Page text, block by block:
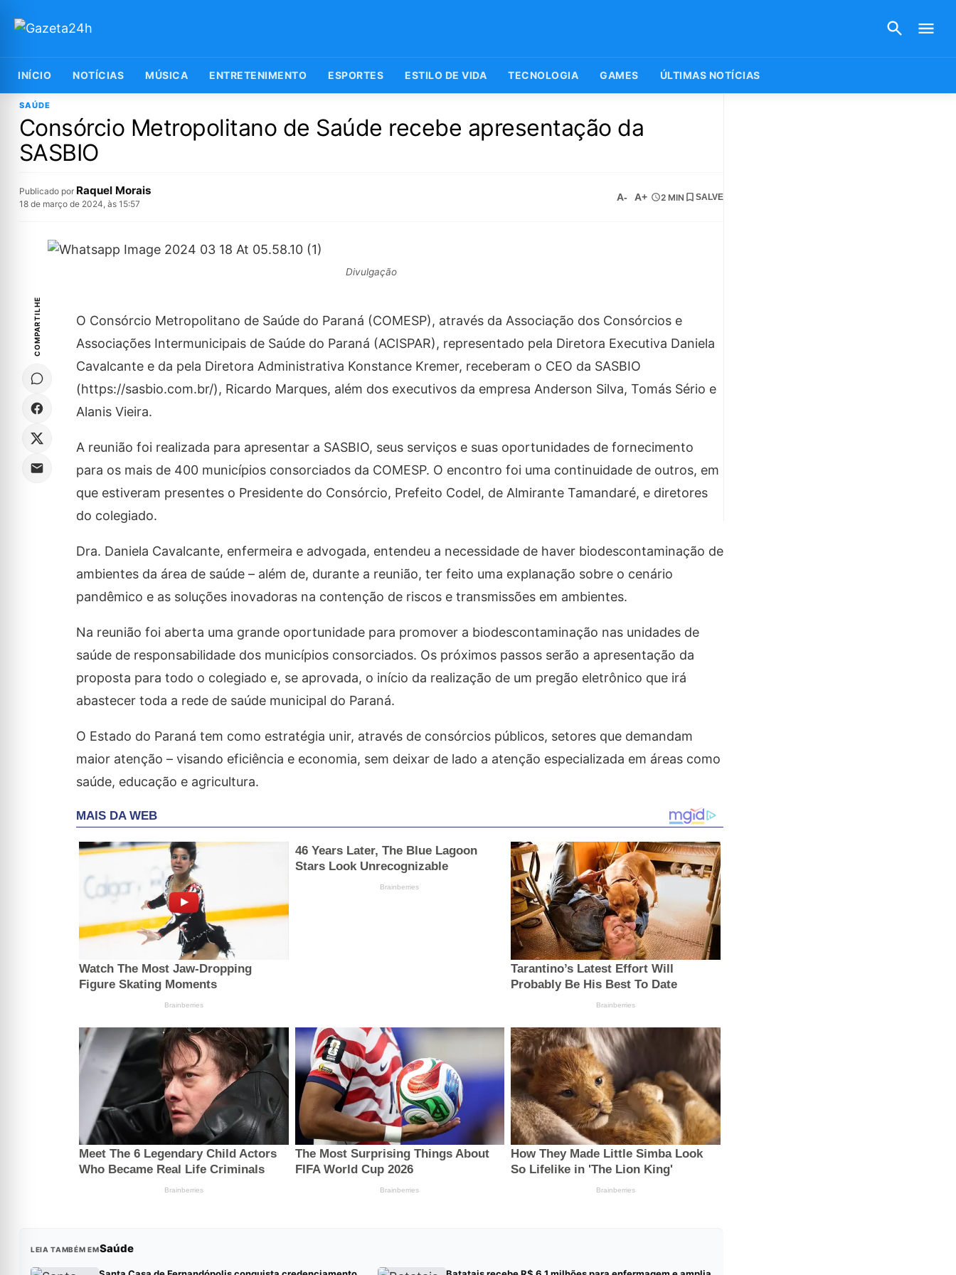
INÍCIO NOTÍCIAS MÚSICA ENTRETENIMENTO ESPORTES ESTILO DE VIDA TECNOLOGIA GAMES ÚLTIMAS NOTÍCIAS
SAÚDE
Consórcio Metropolitano de Saúde recebe apresentação da
SASBIO
Publicado por Raquel Morais
18 de março de 2024, às 15:57
A- A+ 2 MIN SALVE
Divulgação
COMPARTILHE
O Consórcio Metropolitano de Saúde do Paraná (COMESP), através da Associação dos Consórcios e
Associações Intermunicipais de Saúde do Paraná (ACISPAR), representado pela Diretora Executiva Daniela
Cavalcante e da pela Diretora Administrativa Konstance Kremer, receberam o CEO da SASBIO
(https://sasbio.com.br/), Ricardo Marques, além dos executivos da empresa Anderson Silva, Tomás Sério e
Alanis Vieira.
A reunião foi realizada para apresentar a SASBIO, seus serviços e suas oportunidades de fornecimento
para os mais de 400 municípios consorciados da COMESP. O encontro foi uma continuidade de outros, em
que estiveram presentes o Presidente do Consórcio, Prefeito Codel, de Almirante Tamandaré, e diretores
do colegiado.
Dra. Daniela Cavalcante, enfermeira e advogada, entendeu a necessidade de haver biodescontaminação de
ambientes da área de saúde – além de, durante a reunião, ter feito uma explanação sobre o cenário
pandêmico e as soluções inovadoras na contenção de riscos e transmissões em ambientes.
Na reunião foi aberta uma grande oportunidade para promover a biodescontaminação nas unidades de
saúde de responsabilidade dos municípios consorciados. Os próximos passos serão a apresentação da
proposta para todo o colegiado e, se aprovada, o início da realização de um pregão eletrônico que irá
abastecer toda a rede de saúde municipal do Paraná.
O Estado do Paraná tem como estratégia unir, através de consórcios públicos, setores que demandam
maior atenção – visando eficiência e economia, sem deixar de lado a atenção especializada em áreas como
saúde, educação e agricultura.
LEIA TAMBÉM EMSaúde